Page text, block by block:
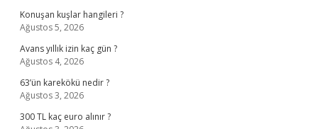
Konuşan kuşlar hangileri ?
Ağustos 5, 2026
Avans yıllık izin kaç gün ?
Ağustos 4, 2026
63’ün karekökü nedir ?
Ağustos 3, 2026
300 TL kaç euro alınır ?